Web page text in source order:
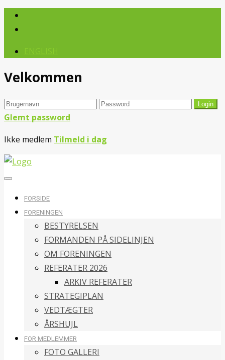
Velkommen
Glemt password
Ikke medlem Tilmeld i dag
FORSIDE
FORENINGEN
BESTYRELSEN
FORMANDEN PÅ SIDELINJEN
OM FORENINGEN
REFERATER 2026
ARKIV REFERATER
STRATEGIPLAN
VEDTÆGTER
ÅRSHUJL
FOR MEDLEMMER
FOTO GALLERI